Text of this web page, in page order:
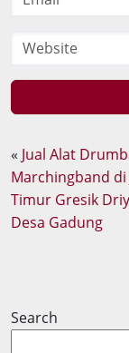
« Jual Alat
Marchingband di
Timur Gresik
Desa Gadung
Search